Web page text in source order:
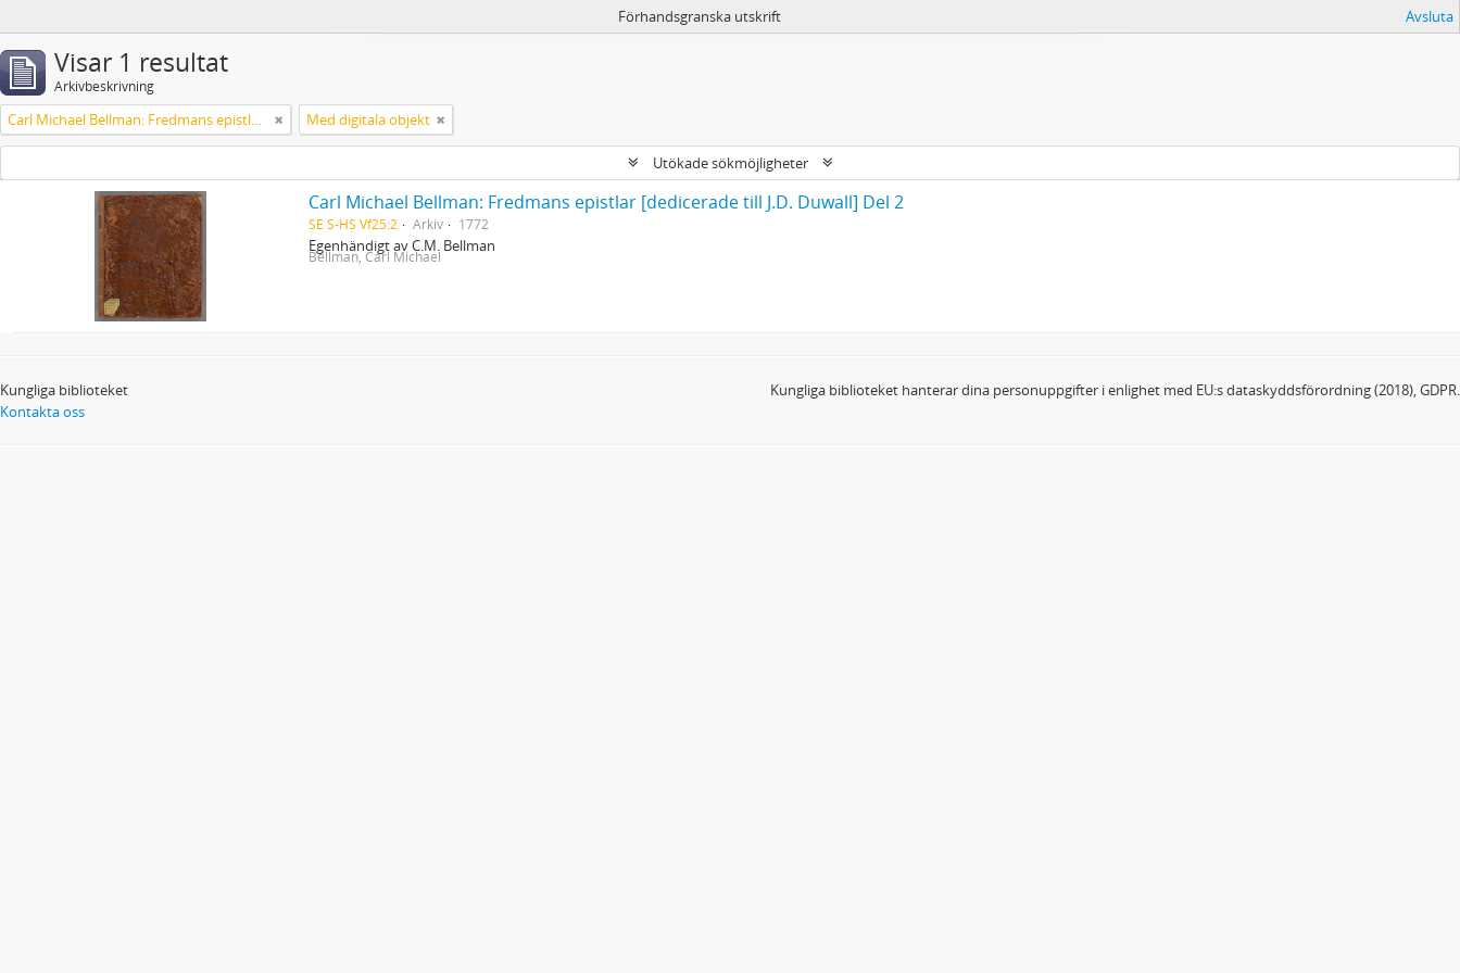
Förhandsgranska utskrift Avsluta
Visar 1 resultat
Arkivbeskrivning
Carl Michael Bellman: Fredmans epistlar [dedicerade till J.D. Duwall] Del 2 Med digitala objekt
Utökade sökmöjligheter
Carl Michael Bellman: Fredmans epistlar [dedicerade till J.D. Duwall] Del 2
SE S-HS Vf25:2 Arkiv 1772
Egenhändigt av C.M. Bellman
Bellman, Carl Michael
Kungliga biblioteket
Kontakta oss
Kungliga biblioteket hanterar dina personuppgifter i enlighet med EU:s dataskyddsförordning (2018), GDPR.